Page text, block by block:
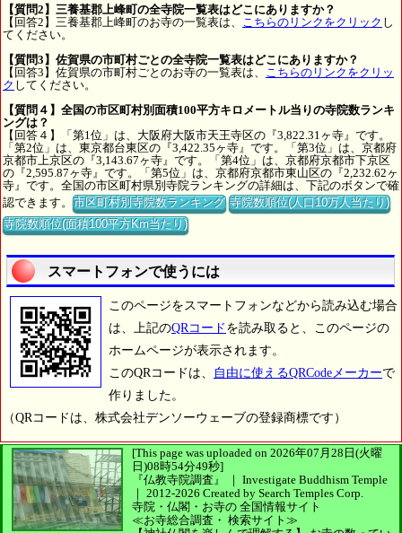
【質問2】三養基郡上峰町の全寺院一覧表はどこにありますか？
【回答2】三養基郡上峰町のお寺の一覧表は、
こちらのリンクをクリック し
てください。
【質問3】佐賀県の市町村ごとの全寺院一覧表はどこにありますか？
【回答3】佐賀県の市町村ごとのお寺の一覧表は、
こちらのリンクをクリッ
ク してください。
【質問４】全国の市区町村別面積100平方キロメートル当りの寺院数ランキ
ングは？
【回答４】「第1位」は、大阪府大阪市天王寺区の『3,822.31ヶ寺』です。
「第2位」は、東京都台東区の『3,422.35ヶ寺』です。「第3位」は、京都府
京都市上京区の『3,143.67ヶ寺』です。「第4位」は、京都府京都市下京区
の『2,595.87ヶ寺』です。「第5位」は、京都府京都市東山区の『2,232.62ヶ
寺』です。全国の市区町村県別寺院ランキングの詳細は、下記のボタンで確
認できます。市区町村別寺院数ランキング 寺院数順位(人口10万人当たり)
寺院数順位(面積100平方Km当たり)
スマートフォンで使うには
このページをスマートフォンなどから読み込む場合
は、上記のQRコード を読み取ると、このページの
ホームページが表示されます。
このQRコードは、
自由に使えるQRCodeメーカーで
作りました。
（QRコードは、株式会社デンソーウェーブの登録商標です）
[This page was uploaded on 2026年07月28日(火曜
日)08時54分49秒]
『仏教寺院調査』 ｜ Investigate Buddhism Temple
｜ 2012-2026 Created by Search Temples Corp.
寺院・仏閣・お寺の 全国情報サイト
≪お寺総合調査・ 検索サイト≫